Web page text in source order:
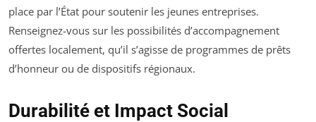
place par l’État pour soutenir les jeunes entreprises.
Renseignez-vous sur les possibilités d’accompagnement
offertes localement, qu’il s’agisse de programmes de prêts
d’honneur ou de dispositifs régionaux.
Durabilité et Impact Social